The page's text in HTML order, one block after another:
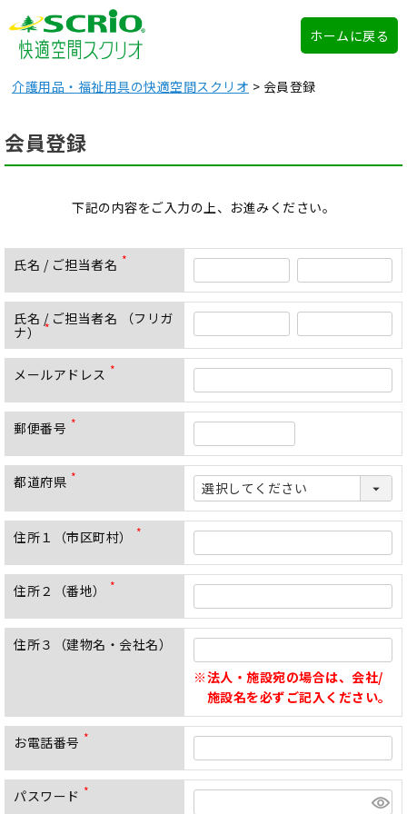
ホームに戻る
介護用品・福祉用具の快適空間スクリオ 会員登録
会員登録
下記の内容をご入力の上、お進みください。
氏名 / ご担当者名
必
須
氏名 / ご担当者名 （フリガ
ナ）
必
須
)
メールアドレス
必
須
郵便番号
必
須
)
都道府県
須
)
住所１（市区町村）
必
須
住所２（番地）
必
須
)
住所３（建物名・会社名）
法人・施設宛の場合は、会社/
施設名を必ずご記入ください。
お電話番号
必
須
)
パスワード